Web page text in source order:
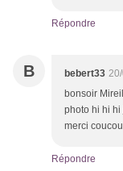
Répondre
B bebert33
bonsoir
photo hi hi hi
merci
Répondre